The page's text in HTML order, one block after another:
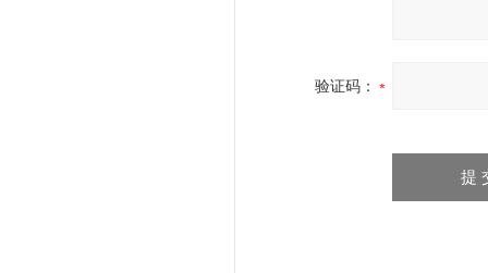
验证码：